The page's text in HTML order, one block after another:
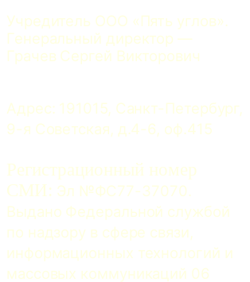
Учредитель ООО «Пять углов».
Генеральный директор —
Грачев Сергей Викторович
Адрес: 191015, Санкт-Петербург,
9-я Советская, д.4-6, оф.415
Регистрационный номер
СМИ: Эл №ФС77-37070.
Выдано Федеральной службой
по надзору в сфере связи,
информационных технологий и
массовых коммуникаций 06